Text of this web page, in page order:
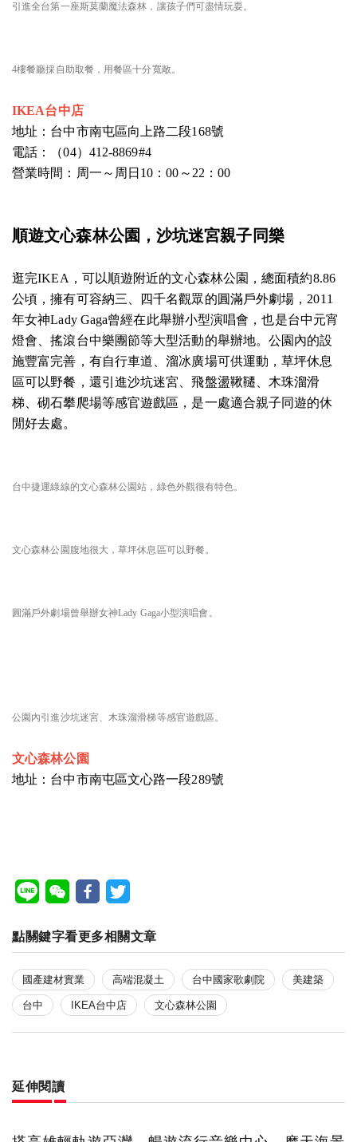
引進全台第一座斯莫蘭魔法森林，讓孩子們可盡情玩耍。
4樓餐廳採自助取餐，用餐區十分寬敞。
IKEA台中店
地址：台中市南屯區向上路二段168號
電話：（04）412-8869#4
營業時間：周一～周日10：00～22：00
順遊文心森林公園，沙坑迷宮親子同樂
逛完IKEA，可以順遊附近的文心森林公園，總面積約8.86
公頃，擁有可容納三、四千名觀眾的圓滿戶外劇場，2011
年女神Lady Gaga曾經在此舉辦小型演唱會，也是台中元宵
燈會、搖滾台中樂團節等大型活動的舉辦地。公園內的設
施豐富完善，有自行車道、溜冰廣場可供運動，草坪休息
區可以野餐，還引進沙坑迷宮、飛盤盪鞦韆、木珠溜滑
梯、砌石攀爬場等感官遊戲區，是一處適合親子同遊的休
閒好去處。
台中捷運綠線的文心森林公園站，綠色外觀很有特色。
文心森林公園腹地很大，草坪休息區可以野餐。
圓滿戶外劇場曾舉辦女神Lady Gaga小型演唱會。
公園內引進沙坑迷宮、木珠溜滑梯等感官遊戲區。
文心森林公園
地址：台中市南屯區文心路一段289號
點關鍵字看更多相關文章
國產建材實業 高端混凝土 台中國家歌劇院 美建築
台中 IKEA台中店 文心森林公園
延伸閱讀